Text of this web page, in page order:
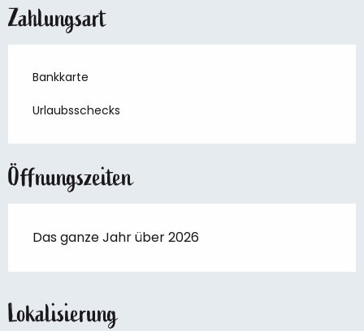
Zahlungsart
Bankkarte
Urlaubsschecks
Öffnungszeiten
Das ganze Jahr über 2026
Lokalisierung